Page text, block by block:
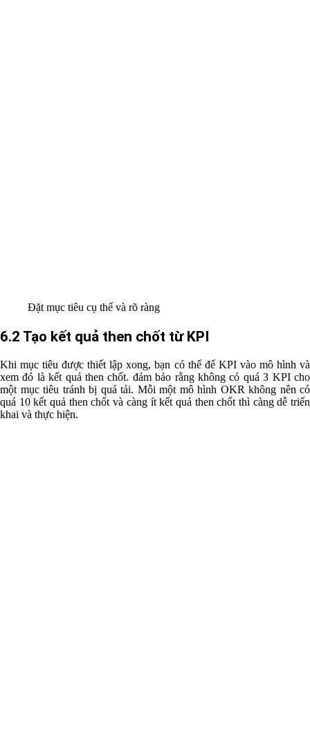
Đặt mục tiêu cụ thể và rõ ràng
6.2 Tạo kết quả then chốt từ KPI
Khi mục tiêu được thiết lập xong, bạn có thể để KPI vào mô hình và
xem đó là kết quả then chốt. đảm bảo rằng không có quá 3 KPI cho
một mục tiêu tránh bị quá tải. Mỗi một mô hình OKR không nên có
quá 10 kết quả then chốt và càng ít kết quả then chốt thì càng dễ triển
khai và thực hiện.